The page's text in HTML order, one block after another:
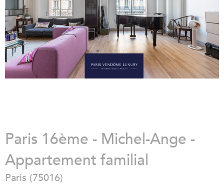
Paris 16ème - Michel-Ange -
Appartement familial
Paris (75016)